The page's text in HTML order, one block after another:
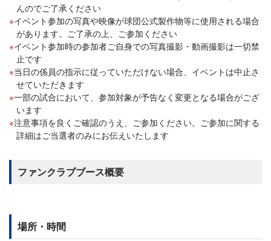
んのでご了承ください
イベント参加の写真や映像が球団公式製作物等に使用される場合
があります。ご了承の上、ご参加ください
イベント参加時の参加者ご自身での写真撮影・動画撮影は一切禁
止です
当日の係員の指示に従っていただけない場合、イベントは中止さ
せていただきます
一部の試合において、参加対象が予告なく変更となる場合がござ
います
注意事項を良くご確認のうえ、ご参加ください。ご参加に関する
詳細はご当選者のみにお伝えいたします
ファンクラブブース概要
場所・時間